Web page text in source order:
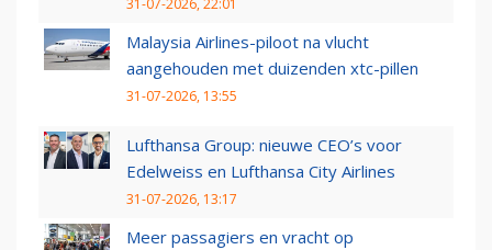
31-07-2026, 22:01
Malaysia Airlines-piloot na vlucht
aangehouden met duizenden xtc-pillen
31-07-2026, 13:55
Lufthansa Group: nieuwe CEO’s voor
Edelweiss en Lufthansa City Airlines
31-07-2026, 13:17
Meer passagiers en vracht op